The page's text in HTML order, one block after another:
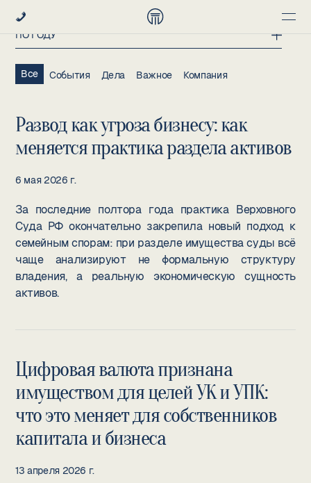
ПО ГОДУ
Все События Дела Важное Компания
Развод как угроза бизнесу: как
меняется практика раздела активов
6 мая 2026 г.
За последние полтора года практика Верховного
Суда РФ окончательно закрепила новый подход к
семейным спорам: при разделе имущества суды всё
чаще анализируют не формальную структуру
владения, а реальную экономическую сущность
активов.
Цифровая валюта признана
имуществом для целей УК и УПК:
что это меняет для собственников
капитала и бизнеса
13 апреля 2026 г.